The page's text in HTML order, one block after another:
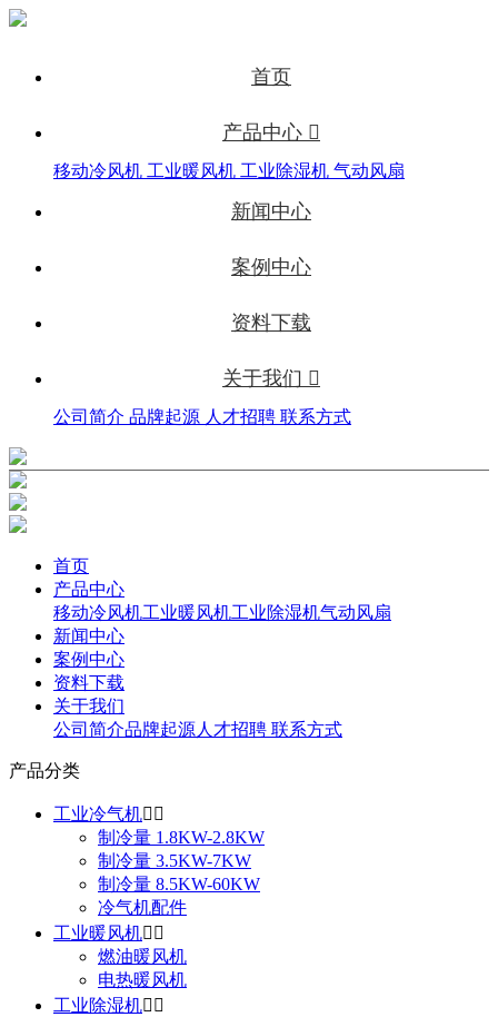
首页
产品中心 
移动冷风机 工业暖风机 工业除湿机 气动风扇
新闻中心
案例中心
资料下载
关于我们 
公司简介 品牌起源 人才招聘 联系方式
首页
产品中心
移动冷风机工业暖风机工业除湿机气动风扇
新闻中心
案例中心
资料下载
关于我们
公司简介品牌起源人才招聘 联系方式
产品分类
工业冷气机 
制冷量 1.8KW-2.8KW
制冷量 3.5KW-7KW
制冷量 8.5KW-60KW
冷气机配件
工业暖风机 
燃油暖风机
电热暖风机
工业除湿机 